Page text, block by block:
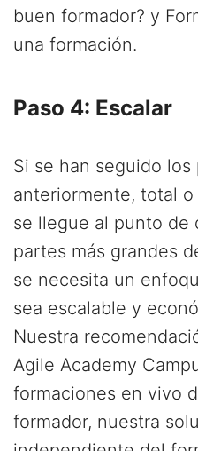
buen formador? y
una formación.
Paso 4: Escalar
Si se han seguido los
anteriormente, total
se llegue al punto de
partes más grandes
se necesita un
sea escalable y
Nuestra
Agile Academy
formaciones en vivo
formador, nuestra